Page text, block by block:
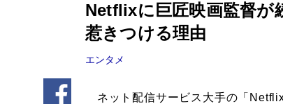
Netflixに巨匠映画監督
惹きつける理由
エンタメ
ネット配信サービス大手の「